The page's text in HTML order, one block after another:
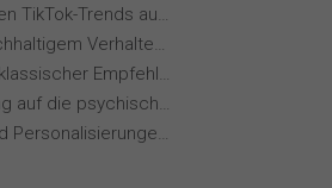
Wie wirken Videos eines bestimmten TikTok-Trends auf dich?
Maßnahmen zur Förderung von nachhaltigem Verhalten von Hotelgästen
Wie KI Motivation fördert: Jenseits klassischer Empfehlungssysteme
Einfluss moderner Arbeitsgestaltung auf die psychische Gesundheit
KI-gestützte Kaufempfehlungen und Personalisierungen im Online-Handel